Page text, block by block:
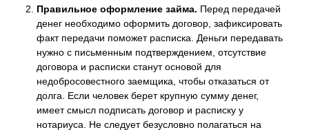
Правильное оформление займа. Перед передачей
денег необходимо оформить договор, зафиксировать
факт передачи поможет расписка. Деньги передавать
нужно с письменным подтверждением, отсутствие
договора и расписки станут основой для
недобросовестного заемщика, чтобы отказаться от
долга. Если человек берет крупную сумму денег,
имеет смысл подписать договор и расписку у
нотариуса. Не следует безусловно полагаться на